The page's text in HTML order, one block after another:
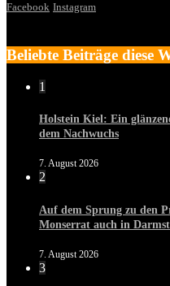
Facebook Instagram
Beliebte Beiträge diese
1
Holstein Kiel: Ein
dem Nachwuchs
7. August 2026
2
Auf dem Sprung zu den
Monserrat auch in
7. August 2026
3